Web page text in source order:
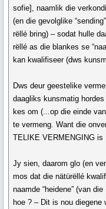
sofie], naamlik die
(en die gevolglike
rëllé bring) – sodat hulle
rëllé as die blankes se
kan kwalifiseer (dws
Dws deur geestelike
daagliks kunsmatig hordes
kes om (...op die einde
te vermeng. Want die
TELIKE VERMENGING
Jy sien, daarom glo (en
mos dat die nätürëllé
naamde “heidene” (van
hoe ? – Dit is nou diegene